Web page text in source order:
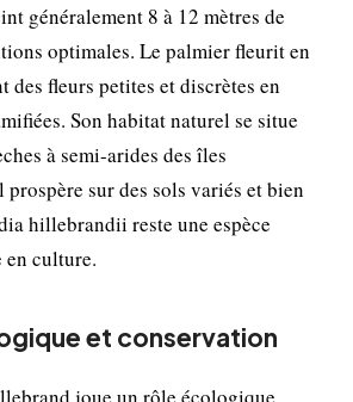
généralement 8 à 12 mètres de
optimales. Le palmier fleurit en
fleurs petites et discrètes en
Son habitat naturel se situe
à semi-arides des îles
prospère sur des sols variés et bien
hillebrandii reste une espèce
en culture.
et conservation